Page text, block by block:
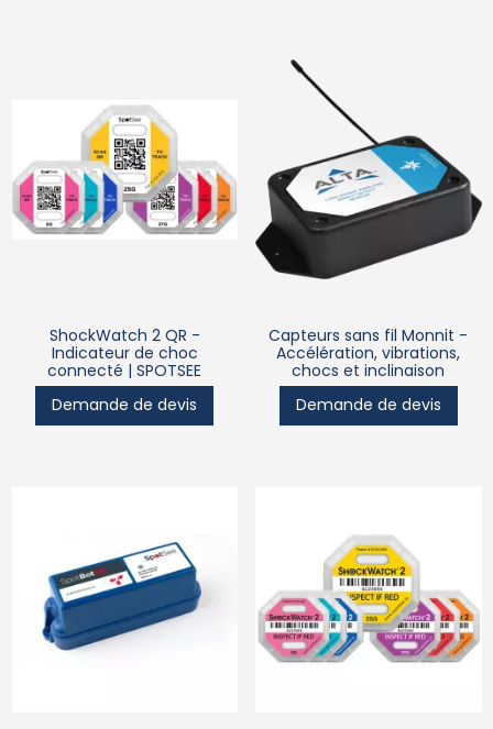
ShockWatch 2 QR -
Indicateur de choc
connecté | SPOTSEE
Demande de devis
Capteurs sans fil Monnit -
Accélération, vibrations,
chocs et inclinaison
Demande de devis